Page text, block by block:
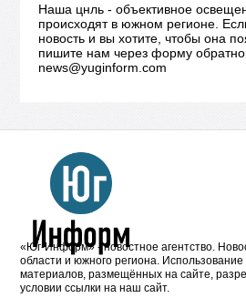
Наша цнль - объективное
происходят в южном регионе.
новость и вы хотите, чтобы она
пишите нам через форму
news@yuginform.com
«Юг-Информ» - новостное агентство.
области и южного региона.
материалов, размещённых на сайте,
условии ссылки на наш сайт.